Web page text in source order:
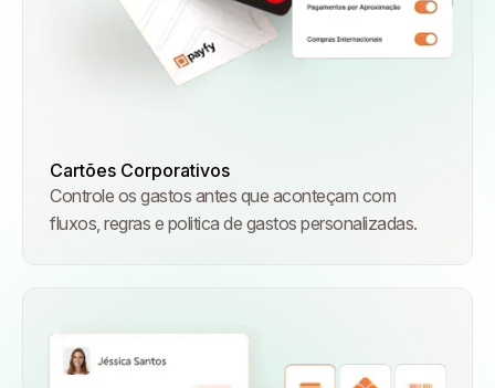
Cartões Corporativos
Controle os gastos antes que aconteçam com
fluxos, regras e politica de gastos personalizadas.